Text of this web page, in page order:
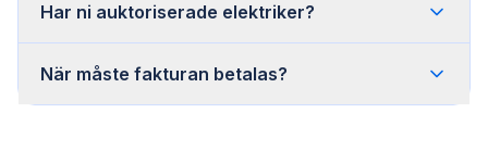
Har ni auktoriserade elektriker?
När måste fakturan betalas?